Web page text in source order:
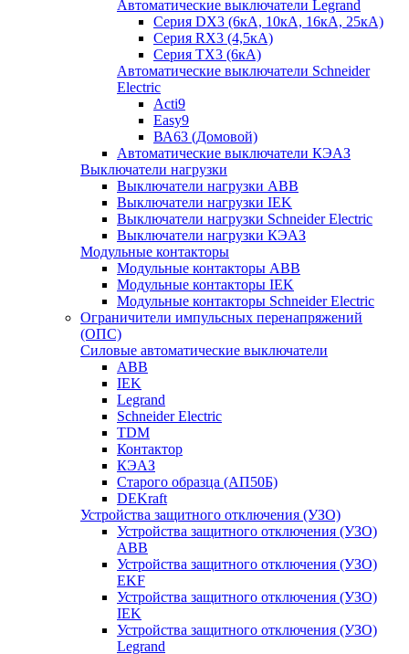
Автоматические выключатели Legrand
Серия DX3 (6кА, 10кА, 16кА, 25кА)
Серия RX3 (4,5кА)
Серия TX3 (6кА)
Автоматические выключатели Schneider
Electric
Acti9
Easy9
ВА63 (Домовой)
Автоматические выключатели КЭАЗ
Выключатели нагрузки
Выключатели нагрузки ABB
Выключатели нагрузки IEK
Выключатели нагрузки Schneider Electric
Выключатели нагрузки КЭАЗ
Модульные контакторы
Модульные контакторы ABB
Модульные контакторы IEK
Модульные контакторы Schneider Electric
Ограничители импульсных перенапряжений
(ОПС)
Силовые автоматические выключатели
ABB
IEK
Legrand
Schneider Electric
TDM
Контактор
КЭАЗ
Старого образца (АП50Б)
DEKraft
Устройства защитного отключения (УЗО)
Устройства защитного отключения (УЗО)
ABB
Устройства защитного отключения (УЗО)
EKF
Устройства защитного отключения (УЗО)
IEK
Устройства защитного отключения (УЗО)
Legrand